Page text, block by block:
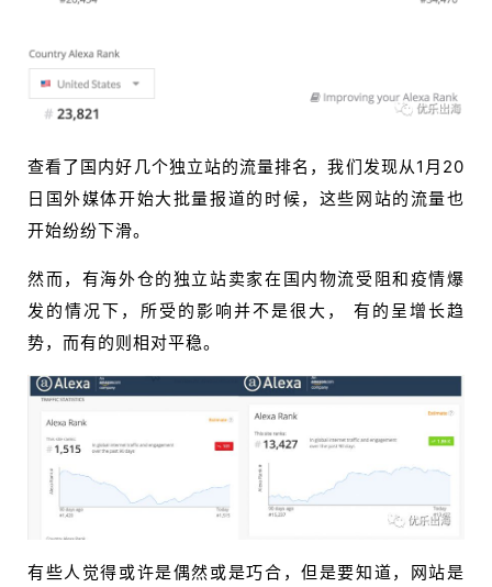
查看了国内好几个独立站的流量排名，我们发现从1月20
日国外媒体开始大批量报道的时候，这些网站的流量也
开始纷纷下滑。
然而，有海外仓的独立站卖家在国内物流受阻和疫情爆
发的情况下，所受的影响并不是很大， 有的呈增长趋
势，而有的则相对平稳。
有些人觉得或许是偶然或是巧合，但是要知道，网站是